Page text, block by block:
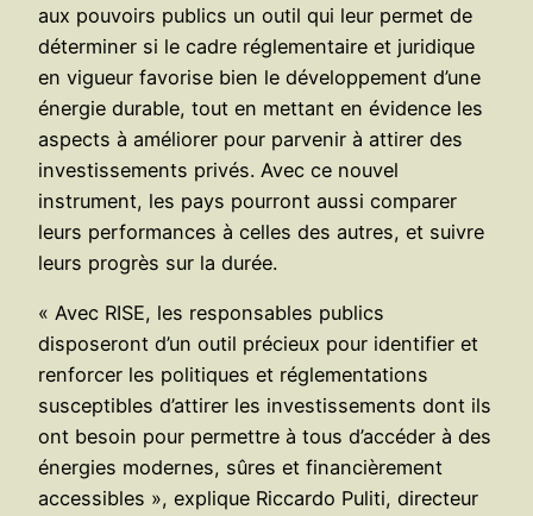
aux pouvoirs publics un outil qui leur permet de
déterminer si le cadre réglementaire et juridique
en vigueur favorise bien le développement d’une
énergie durable, tout en mettant en évidence les
aspects à améliorer pour parvenir à attirer des
investissements privés. Avec ce nouvel
instrument, les pays pourront aussi comparer
leurs performances à celles des autres, et suivre
leurs progrès sur la durée.
« Avec RISE, les responsables publics
disposeront d’un outil précieux pour identifier et
renforcer les politiques et réglementations
susceptibles d’attirer les investissements dont ils
ont besoin pour permettre à tous d’accéder à des
énergies modernes, sûres et financièrement
accessibles », explique Riccardo Puliti, directeur